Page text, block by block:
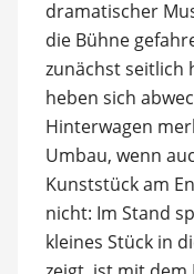
dramatischer
die Bühne
zunächst seitlich
heben sich
Hinterwagen
Umbau, wenn
Kunststück am
nicht: Im Stand
kleines Stück in